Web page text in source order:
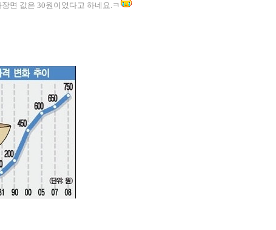
장면 값은 30원이었다고 하네요. ㅋ